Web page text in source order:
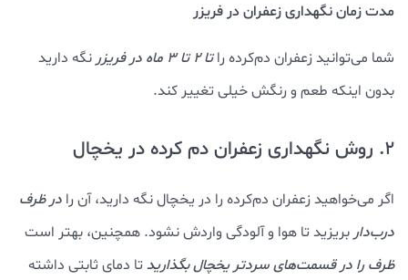
مدت زمان نگهداری زعفران در فریزر
شما می‌توانید زعفران دم‌کرده راتا ۲ تا ۳ ماه در فریزر
نگه دارید
بدون اینکه طعم و رنگش خیلی تغییر کند.
2. روش نگهداری زعفران دم کرده در یخچال
اگر می‌خواهید زعفران دم‌کرده را در یخچال نگه دارید، آن را در ظرف
درب‌دار بریزید تا هوا و آلودگی واردش نشود. همچنین، بهتر است
ظرف را در قسمت‌های سردتر یخچال بگذارید تا دمای ثابتی داشته